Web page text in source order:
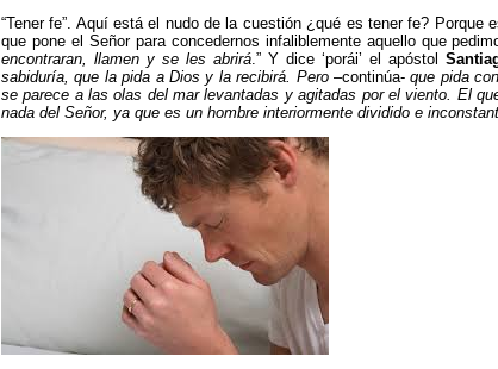
“Tener fe”. Aquí está el nudo de la cuestión ¿qué es tener fe? Porque
que pone el Señor para concedernos infaliblemente aquello que
encontraran, llamen y se les abrirá .” Y dice ‘porái’ el apóstol
sabiduría, que la pida a Dios y la recibirá. Pero–continúa-que pida
se parece a las olas del mar levantadas y agitadas por el viento. El
nada del Señor, ya que es un hombre interiormente dividido e